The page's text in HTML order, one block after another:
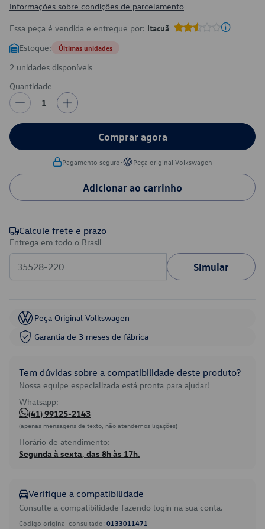
Informações sobre condições de parcelamento
Essa peça é vendida e entregue por: Itacuã
Estoque: Últimas unidades
2 unidades disponíveis
Quantidade
1
Comprar agora
Pagamento seguro• Peça original Volkswagen
Adicionar ao carrinho
Calcule frete e prazo
Entrega em todo o Brasil
Simular
Peça Original Volkswagen
Garantia de 3 meses de fábrica
Tem dúvidas sobre a compatibilidade deste produto?
Nossa equipe especializada está pronta para ajudar!
Whatsapp:
(41) 99125-2143
(apenas mensagens de texto, não atendemos ligações)
Horário de atendimento:
Segunda à sexta, das 8h às 17h.
Verifique a compatibilidade
Consulte a compatibilidade fazendo login na sua conta.
Código original consultado: 0133011471